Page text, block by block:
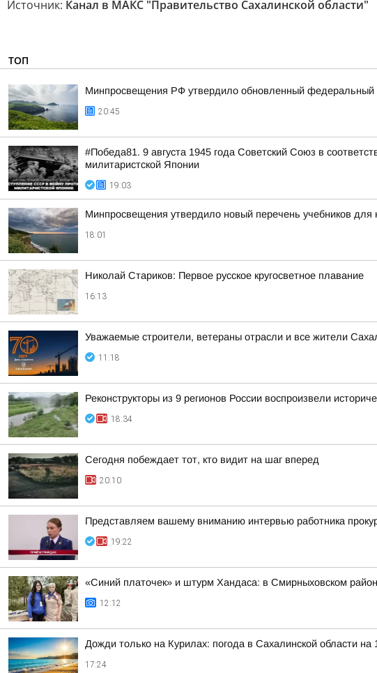
Источник: Канал в МАКС "Правительство Сахалинской области"
ТОП
Минпросвещения РФ утвердило обновленный федеральный
20:45
#Победа81. 9 августа 1945 года Советский Союз в
милитаристской Японии
19:03
Минпросвещения утвердило новый перечень учебников для
18:01
Николай Стариков: Первое русское кругосветное плавание
16:13
Уважаемые строители, ветераны отрасли и все жители
11:18
Реконструкторы из 9 регионов России воспроизвели
18:34
Сегодня побеждает тот, кто видит на шаг вперед
20:10
Представляем вашему вниманию интервью работника
19:22
«Синий платочек» и штурм Хандаса: в Смирныховском
12:12
Дожди только на Курилах: погода в Сахалинской области на
17:24